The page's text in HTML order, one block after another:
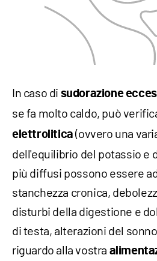
In caso di sudorazione
se fa molto caldo, può
elettrolitica (ovvero una
dell'equilibrio del potassio e
più diffusi possono essere
stanchezza cronica,
disturbi della digestione e
di testa, alterazioni del
riguardo alla vostra